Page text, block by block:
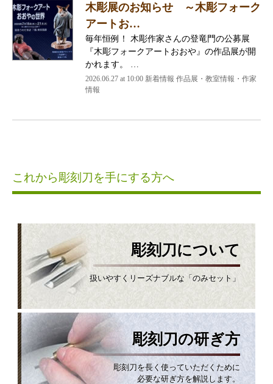
木彫展のお知らせ ～木彫フォーク
アートお…
毎年恒例！ 木彫作家さんの登竜門の公募展
『木彫フォークアートおおや』の作品展が開
かれます。 …
2026.06.27 at 10:00 新着情報 作品展・教室情報・作家
情報
これから彫刻刀を手にする方へ
彫刻刀について
扱いやすくリーズナブルな「のみセット」
彫刻刀の研ぎ方
彫刻刀を長く使っていただくために
必要な研ぎ方を解説します。